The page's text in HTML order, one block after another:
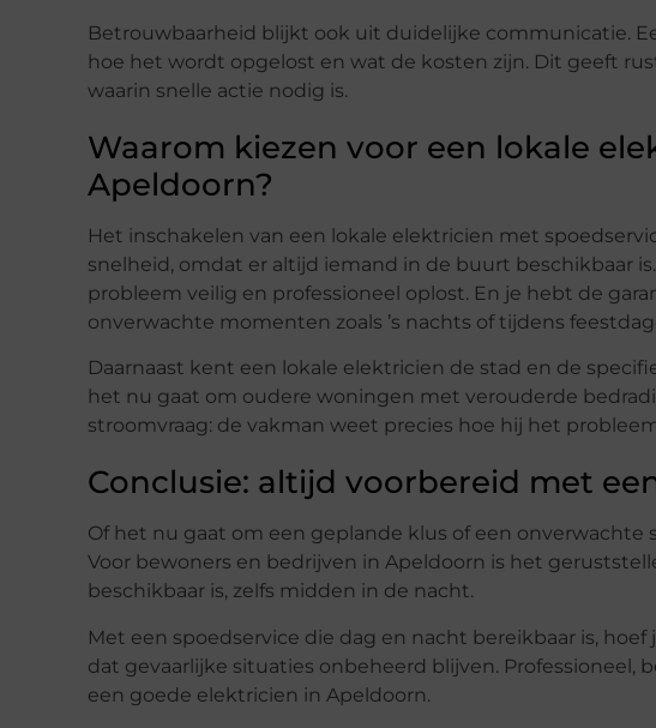
Betrouwbaarheid blijkt ook uit duidelijke communicatie.
hoe het wordt opgelost en wat de kosten zijn. Dit geeft
waarin snelle actie nodig is.
Waarom kiezen voor een lokale
Apeldoorn?
Het inschakelen van een lokale elektricien met
snelheid, omdat er altijd iemand in de buurt beschikbaar
probleem veilig en professioneel oplost. En je hebt de
onverwachte momenten zoals ’s nachts of tijdens
Daarnaast kent een lokale elektricien de stad en de
het nu gaat om oudere woningen met verouderde
stroomvraag: de vakman weet precies hoe hij het
Conclusie: altijd voorbereid met
Of het nu gaat om een geplande klus of een
Voor bewoners en bedrijven in Apeldoorn is het
beschikbaar is, zelfs midden in de nacht.
Met een spoedservice die dag en nacht bereikbaar is,
dat gevaarlijke situaties onbeheerd blijven. Professioneel,
een goede elektricien in Apeldoorn.